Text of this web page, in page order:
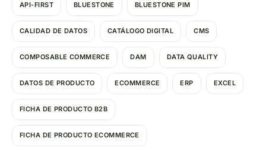
API-FIRST BLUESTONE BLUESTONE PIM
CALIDAD DE DATOS CATÁLOGO DIGITAL CMS
COMPOSABLE COMMERCE DAM DATA QUALITY
DATOS DE PRODUCTO ECOMMERCE ERP EXCEL
FICHA DE PRODUCTO B2B
FICHA DE PRODUCTO ECOMMERCE